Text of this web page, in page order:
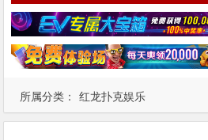
所属分类： 红龙扑克娱乐